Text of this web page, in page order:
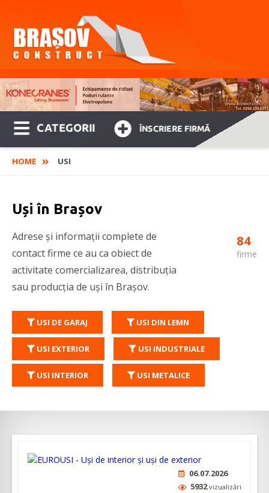
CATEGORII ÎNSCRIERE FIRMĂ
HOME USI
Uși în Brașov
Adrese și informații complete de
contact firme ce au ca obiect de
activitate comercializarea, distribuția
sau producția de uși în Brașov.
84
firme
USI DE GARAJ USI DIN LEMN
USI EXTERIOR USI INDUSTRIALE
USI INTERIOR USI METALICE
06.07.2026
5932vizualizări